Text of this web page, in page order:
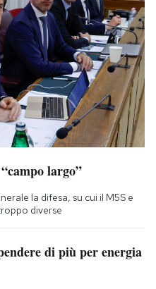
largo”
la difesa, su cui il M5S e
diverse
di più per energia